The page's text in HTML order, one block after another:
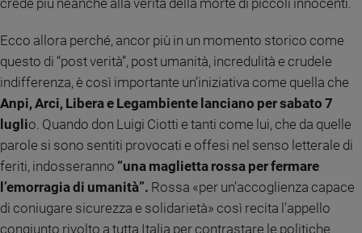
valori
e
Creato
Volontariato
Diritti
Aziende
di
valore
Caso
settimana
crede più neanche alla verità della morte di piccoli innocenti.
Ecco allora perché, ancor più in un momento storico come
questo di “post verità”, post umanità, incredulità e crudele
indifferenza, è così importante un’iniziativa come quella che
Anpi, Arci, Libera e Legambiente lanciano per sabato 7
luglio. Quando don Luigi Ciotti e tanti come lui, che da quelle
parole si sono sentiti provocati e offesi nel senso letterale di
feriti, indosseranno “una maglietta rossa per fermare
l’emorragia di umanità”. Rossa «per un’accoglienza capace
di coniugare sicurezza e solidarietà» così recita l’appello
congiunto rivolto a tutta Italia per contrastare le politiche